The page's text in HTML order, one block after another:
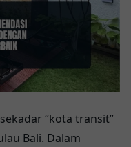
“kota transit”
Bali. Dalam